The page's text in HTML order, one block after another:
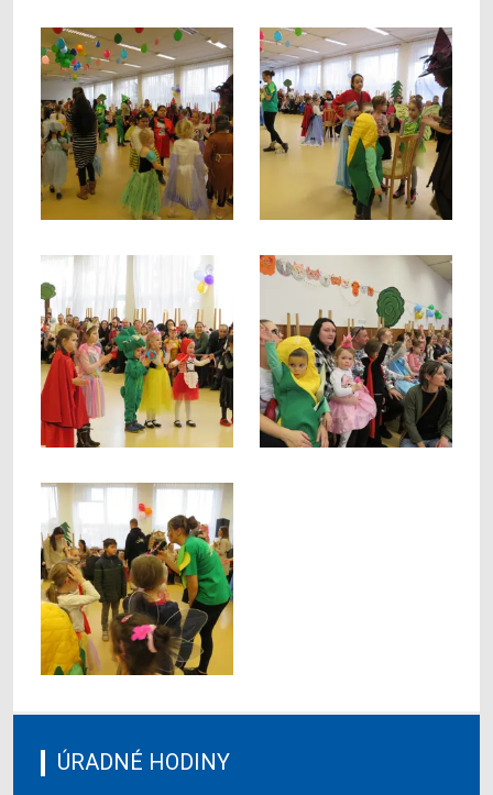
ÚRADNÉ HODINY